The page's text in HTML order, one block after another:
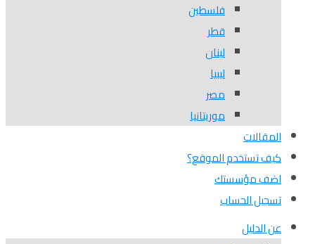
فلسطين
قطر
لبنان
ليبيا
مصر
موريتانيا
المقالات
كيف تستخدم الموقع؟
اضف مؤسستك
تسجيل الحساب
عن الدليل